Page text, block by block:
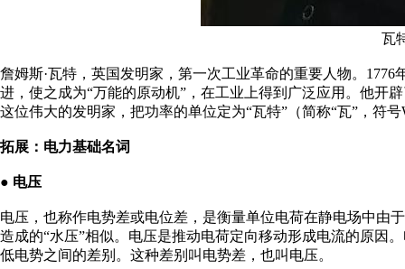
瓦
詹姆斯·瓦特，英国发明家，第一次工业革命的重要人物。
进，使之成为“万能的原动机”，在工业上得到广泛应用。他开
这位伟大的发明家，把功率的单位定为“瓦特”（简称“瓦”，符
拓展：电力基础名词
● 电压
电压，也称作电势差或电位差，是衡量单位电荷在静电场中由
造成的“水压”相似。电压是推动电荷定向移动形成电流的原因
低电势之间的差别。这种差别叫电势差，也叫电压。